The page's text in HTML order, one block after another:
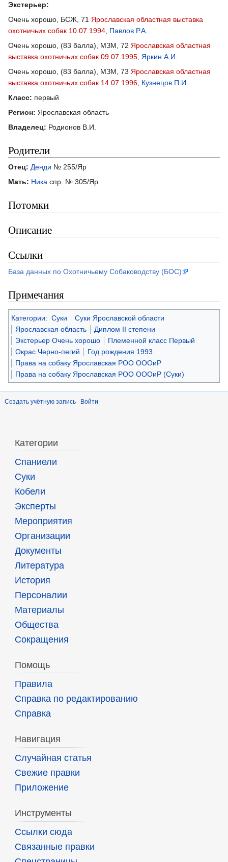
Экстерьер:
Очень хорошо, БСЖ, 71 Ярославская областная выставка
охотничьих собак 10.07.1994 Павлов Р.А.
Очень хорошо, (83 балла), МЗМ, 72 Ярославская областная
выставка охотничьих собак 09.07.1995 Яркин А.И.
Очень хорошо, (83 балла), МЗМ, 73 Ярославская областная
выставка охотничьих собак 14.07.1996 Кузнецов П.И.
Класс: первый
Регион: Ярославская область
Владелец: Родионов В.И.
Родители
Отец: Денди № 255/Яр
Мать: Ника спр. № 305/Яр
Потомки
Описание
Ссылки
База данных по Охотничьему Собаководству (БОС)
Примечания
Категории: Суки
Суки Ярославской области
Ярославская область
Диплом II степени
Экстерьер Очень хорошо
Племенной класс Первый
Окрас Черно-пегий
Год рождения 1993
Права на собаку Ярославская РОО ОООиР
Права на собаку Ярославская РОО ОООиР (Суки)
Создать учётную запись Войти
Категории
Спаниели
Суки
Кобели
Эксперты
Мероприятия
Организации
Документы
Литература
История
Персоналии
Материалы
Общества
Сокращения
Помощь
Правила
Справка по редактированию
Справка
Навигация
Случайная статья
Свежие правки
Приложение
Инструменты
Ссылки сюда
Связанные правки